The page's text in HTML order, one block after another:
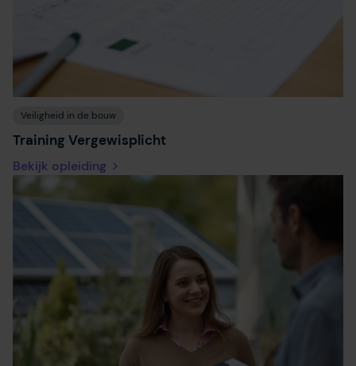
Veiligheid in de bouw
Training Vergewisplicht
Bekijk opleiding